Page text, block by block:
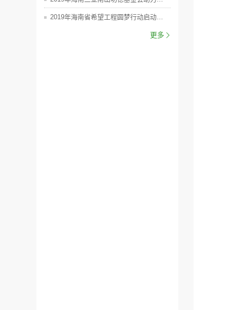
2019年海南省希望工程圆梦行动启动仪式--海南三亚南山功德基金会捐款100万元
更多